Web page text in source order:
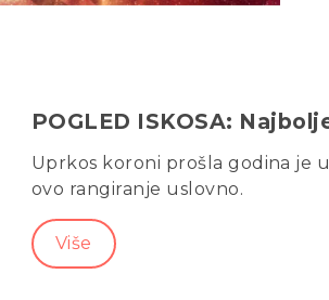
POGLED ISKOSA:
Uprkos koroni prošla godina je
ovo rangiranje uslovno.
Više